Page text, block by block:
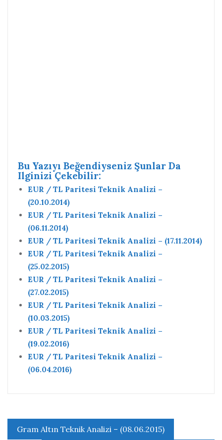
Bu Yazıyı Beğendiyseniz Şunlar Da
Ilginizi Çekebilir:
EUR / TL Paritesi Teknik Analizi –
(20.10.2014)
EUR / TL Paritesi Teknik Analizi –
(06.11.2014)
EUR / TL Paritesi Teknik Analizi – (17.11.2014)
EUR / TL Paritesi Teknik Analizi –
(25.02.2015)
EUR / TL Paritesi Teknik Analizi –
(27.02.2015)
EUR / TL Paritesi Teknik Analizi –
(10.03.2015)
EUR / TL Paritesi Teknik Analizi –
(19.02.2016)
EUR / TL Paritesi Teknik Analizi –
(06.04.2016)
Yazı
Gram Altın Teknik Analizi – (08.06.2015)